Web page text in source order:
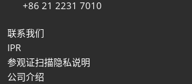
+86 21 2231 7010
联系我们
IPR
参观证扫描隐私说明
公司介绍